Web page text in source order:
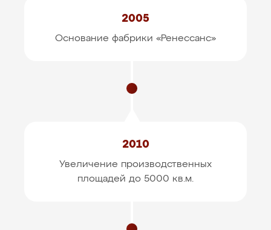
2005
Основание фабрики «Ренессанс»
2010
Увеличение производственных
площадей до 5000 кв.м.